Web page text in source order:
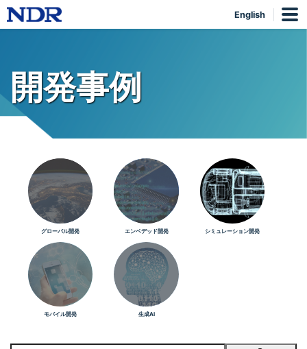
English
開発事例
グローバル開発 エンベデッド開発 シミュレーション開発
モバイル開発 生成AI